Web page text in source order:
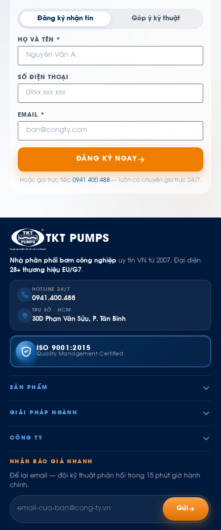
Đăng ký nhận tin Góp ý kỹ thuật
HỌ VÀ TÊN *
SỐ ĐIỆN THOẠI
EMAIL *
ĐĂNG KÝ NGAY
Hoặc gọi trực tiếp 0941 400 488— luôn có chuyên gia trực 24/7.
TKT PUMPS
Nhà phân phối bơm công nghiệp uy tín VN từ 2007. Đại diện
28+ thương hiệu EU/G7.
HOTLINE 24/7
0941.400.488
TRỤ SỞ · HCM
30D Phan Văn Sửu, P. Tân Bình
ISO 9001:2015
Quality Management Certified
SẢN PHẨM
GIẢI PHÁP NGÀNH
CÔNG TY
NHẬN BÁO GIÁ NHANH
Để lại email — đội kỹ thuật phản hồi trong 15 phút giờ hành
chính.
Gửi